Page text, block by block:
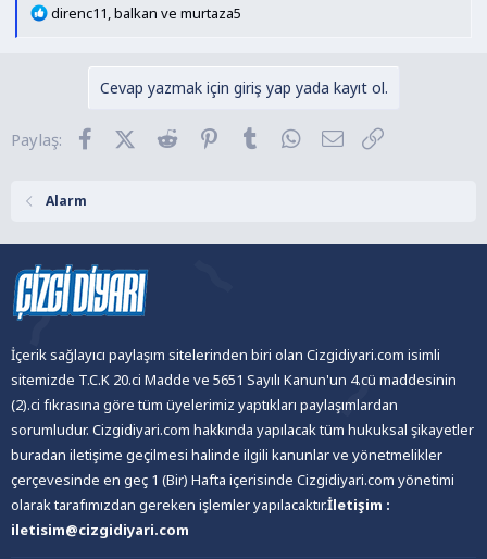
T
e
direnc11 balkan ve murtaza5
Cevap yazmak için giriş yap yada kayıt ol.
Paylaş: FacebookX (Twitter)
Reddit Pinterest
Tumblr WhatsApp
E-posta
Alarm
İçerik sağlayıcı paylaşım sitelerinden biri olan Cizgidiyari.com isimli
sitemizde T.C.K 20.ci Madde ve 5651 Sayılı Kanun'un 4.cü maddesinin
(2).ci fıkrasına göre tüm üyelerimiz yaptıkları paylaşımlardan
sorumludur. Cizgidiyari.com hakkında yapılacak tüm hukuksal şikayetler
buradan iletişime geçilmesi halinde ilgili kanunlar ve yönetmelikler
çerçevesinde en geç 1 (Bir) Hafta içerisinde Cizgidiyari.com yönetimi
olarak tarafımızdan gereken işlemler yapılacaktır.İletişim :
iletisim@cizgidiyari.com